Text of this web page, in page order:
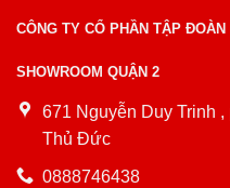
CÔNG TY CỔ PHẦN TẬP ĐOÀN
SHOWROOM QUẬN 2
671 Nguyễn Duy Trinh
Thủ Đức
0888746438